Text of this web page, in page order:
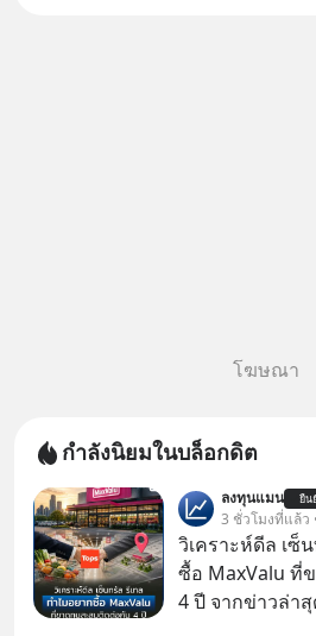
โฆษณา
กำลังนิยมในบล็อกดิต
ลงทุนแมน ยืน
3 ชั่วโมงที่แล้ว
วิเคราะห์ดีล เซ็
ซื้อ MaxValu ที่
4 ปี จากข่าวล่า